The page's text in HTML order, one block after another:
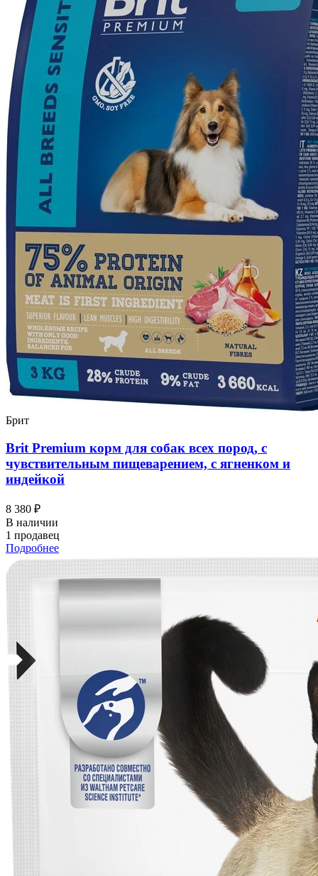
Брит
Brit Premium корм для собак всех пород, с
чувствительным пищеварением, с ягненком и
индейкой
8 380 ₽
В наличии
1 продавец
Подробнее